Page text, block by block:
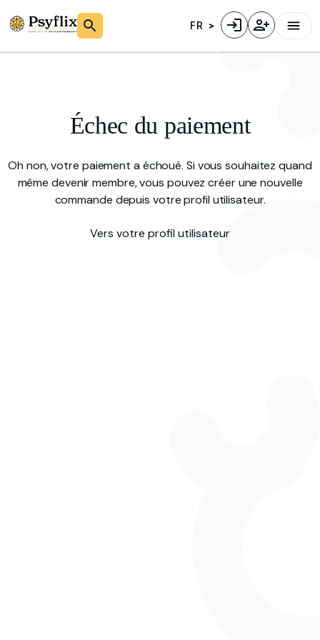
FR
Échec du paiement
Oh non, votre paiement a échoué. Si vous souhaitez quand
même devenir membre, vous pouvez créer une nouvelle
commande depuis votre profil utilisateur.
Vers votre profil utilisateur